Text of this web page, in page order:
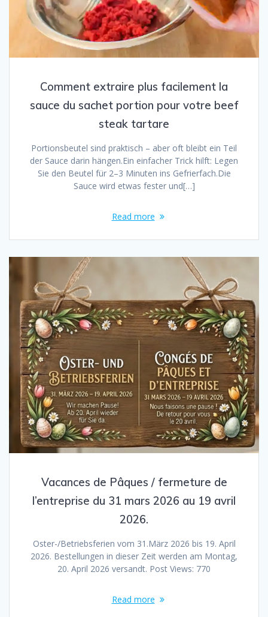
Comment extraire plus facilement la
sauce du sachet portion pour votre beef
steak tartare
Portionsbeutel sind praktisch – aber oft bleibt ein Teil
der Sauce darin hängen.Ein einfacher Trick hilft: Legen
Sie den Beutel für 2–3 Minuten ins Gefrierfach.Die
Sauce wird etwas fester und[…]
Read more
Vacances de Pâques / fermeture de
l’entreprise du 31 mars 2026 au 19 avril
2026.
Oster-/Betriebsferien vom 31.März 2026 bis 19. April
2026. Bestellungen in dieser Zeit werden am Montag,
20. April 2026 versandt. Post Views: 770
Read more